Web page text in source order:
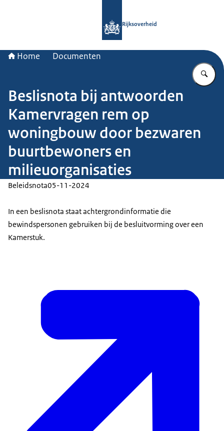
Rijksoverheid
Home Documenten
Beslisnota bij antwoorden
Kamervragen rem op
woningbouw door bezwaren
buurtbewoners en
milieuorganisaties
Beleidsnota05-11-2024
In een beslisnota staat achtergrondinformatie die
bewindspersonen gebruiken bij de besluitvorming over een
Kamerstuk.